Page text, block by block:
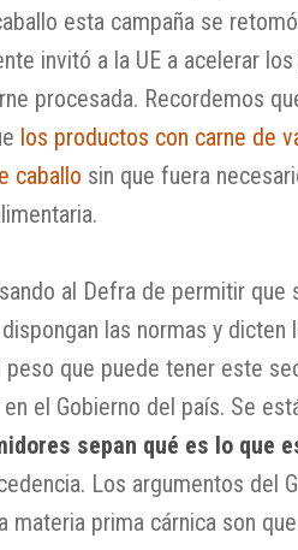
esta campaña se
invitó a la UE a acelerar
procesada. Recordemos
los productos con carne de
caballo sin que fuera
al Defra de permitir que
las normas y dicten
que puede tener este
el Gobierno del país. Se
sepan qué es lo que
Los argumentos del
materia prima cárnica son